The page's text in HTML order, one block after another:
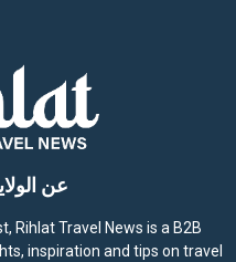
عن
Rihlat Travel News is a B2B
inspiration and tips on travel